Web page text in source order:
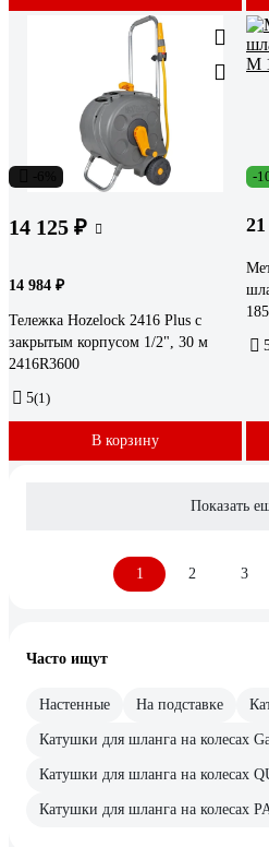
14 125 ₽
14 984 ₽
Тележка Hozelock 2416 Plus с
закрытым корпусом 1/2", 30 м
2416R3600
5(1)
В корзину
-
Показать
1 2 3
Часто ищут
Настенные На подставке
Катушки для шланга на колесах
Катушки для шланга на колесах
Катушки для шланга на колесах